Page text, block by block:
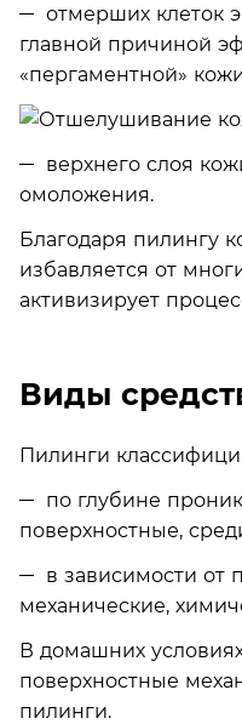
отмерших клеток
главной причиной
«пергаментной»
верхнего слоя
омоложения.
Благодаря пилингу
избавляется от
активизирует
Виды
Пилинги
по глубине
поверхностные,
в зависимости от
механические,
В домашних
поверхностные
пилинги.